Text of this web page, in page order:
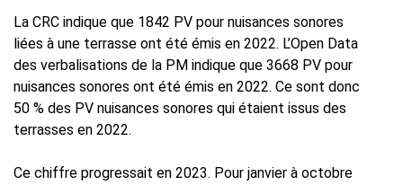
La CRC indique que 1842 PV pour nuisances sonores
liées à une terrasse ont été émis en 2022. L’Open Data
des verbalisations de la PM indique que 3668 PV pour
nuisances sonores ont été émis en 2022. Ce sont donc
50 % des PV nuisances sonores qui étaient issus des
terrasses en 2022.
Ce chiffre progressait en 2023. Pour janvier à octobre